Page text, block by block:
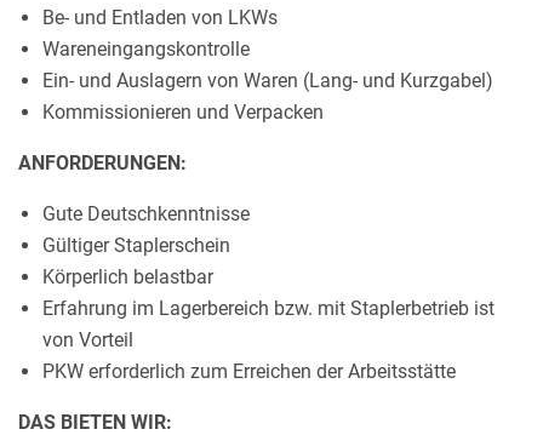
Be- und Entladen von LKWs
Wareneingangskontrolle
Ein- und Auslagern von Waren (Lang- und Kurzgabel)
Kommissionieren und Verpacken
ANFORDERUNGEN:
Gute Deutschkenntnisse
Gültiger Staplerschein
Körperlich belastbar
Erfahrung im Lagerbereich bzw. mit Staplerbetrieb ist
von Vorteil
PKW erforderlich zum Erreichen der Arbeitsstätte
DAS BIETEN WIR: